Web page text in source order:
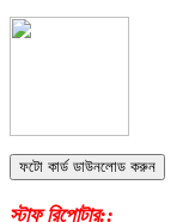
ফটো কার্ড ডাউনলোড করুন
স্টাফ রিপোটার::